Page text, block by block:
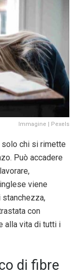
Immagine | Pexels
solo chi si rimette
Può accadere
viene
stanchezza,
con
alla vita di tutti i
di fibre